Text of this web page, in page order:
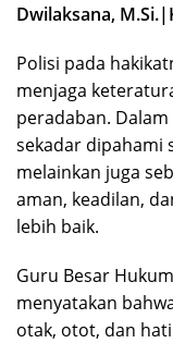
Dwilaksana,
Polisi pada
menjaga
peradaban.
sekadar dipahami
melainkan juga
aman, keadilan,
lebih baik.
Guru Besar
menyatakan
otak, otot, dan